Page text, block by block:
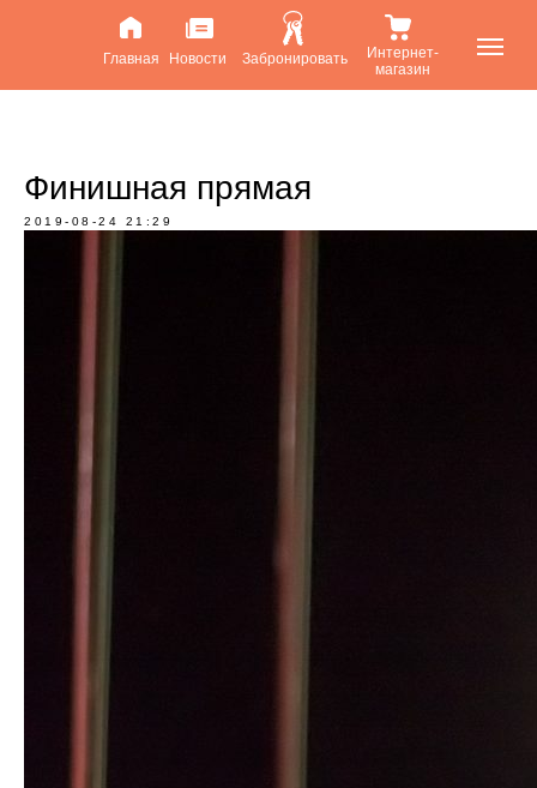
Главная Новости Забронировать
Интернет-
магазин
Финишная прямая
2019-08-24 21:29